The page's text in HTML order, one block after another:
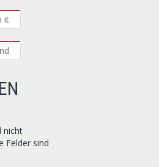
it
nicht
Felder sind